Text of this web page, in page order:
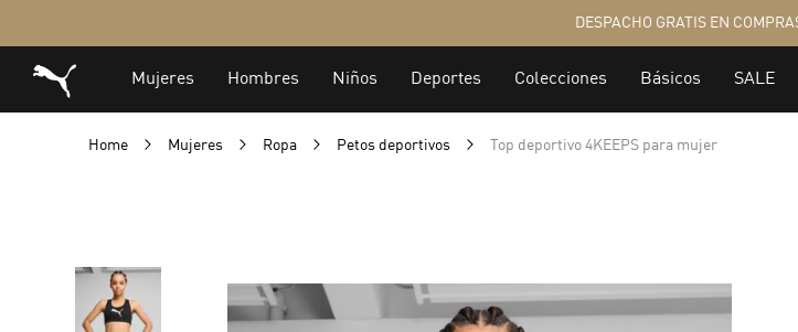
Home Mujeres Ropa Petos deportivos Top deportivo 4KEEPS para mujer